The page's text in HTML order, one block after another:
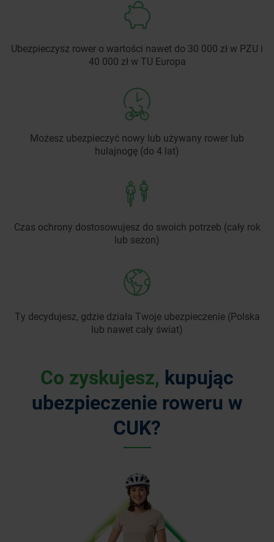
Ubezpieczysz rower o wartości nawet do 30 000 zł w PZU i
40 000 zł w TU Europa
Możesz ubezpieczyć nowy lub używany rower lub
hulajnogę (do 4 lat)
Czas ochrony dostosowujesz do swoich potrzeb (cały rok
lub sezon)
Ty decydujesz, gdzie działa Twoje ubezpieczenie (Polska
lub nawet cały świat)
Co zyskujesz, kupując
ubezpieczenie roweru w
CUK?